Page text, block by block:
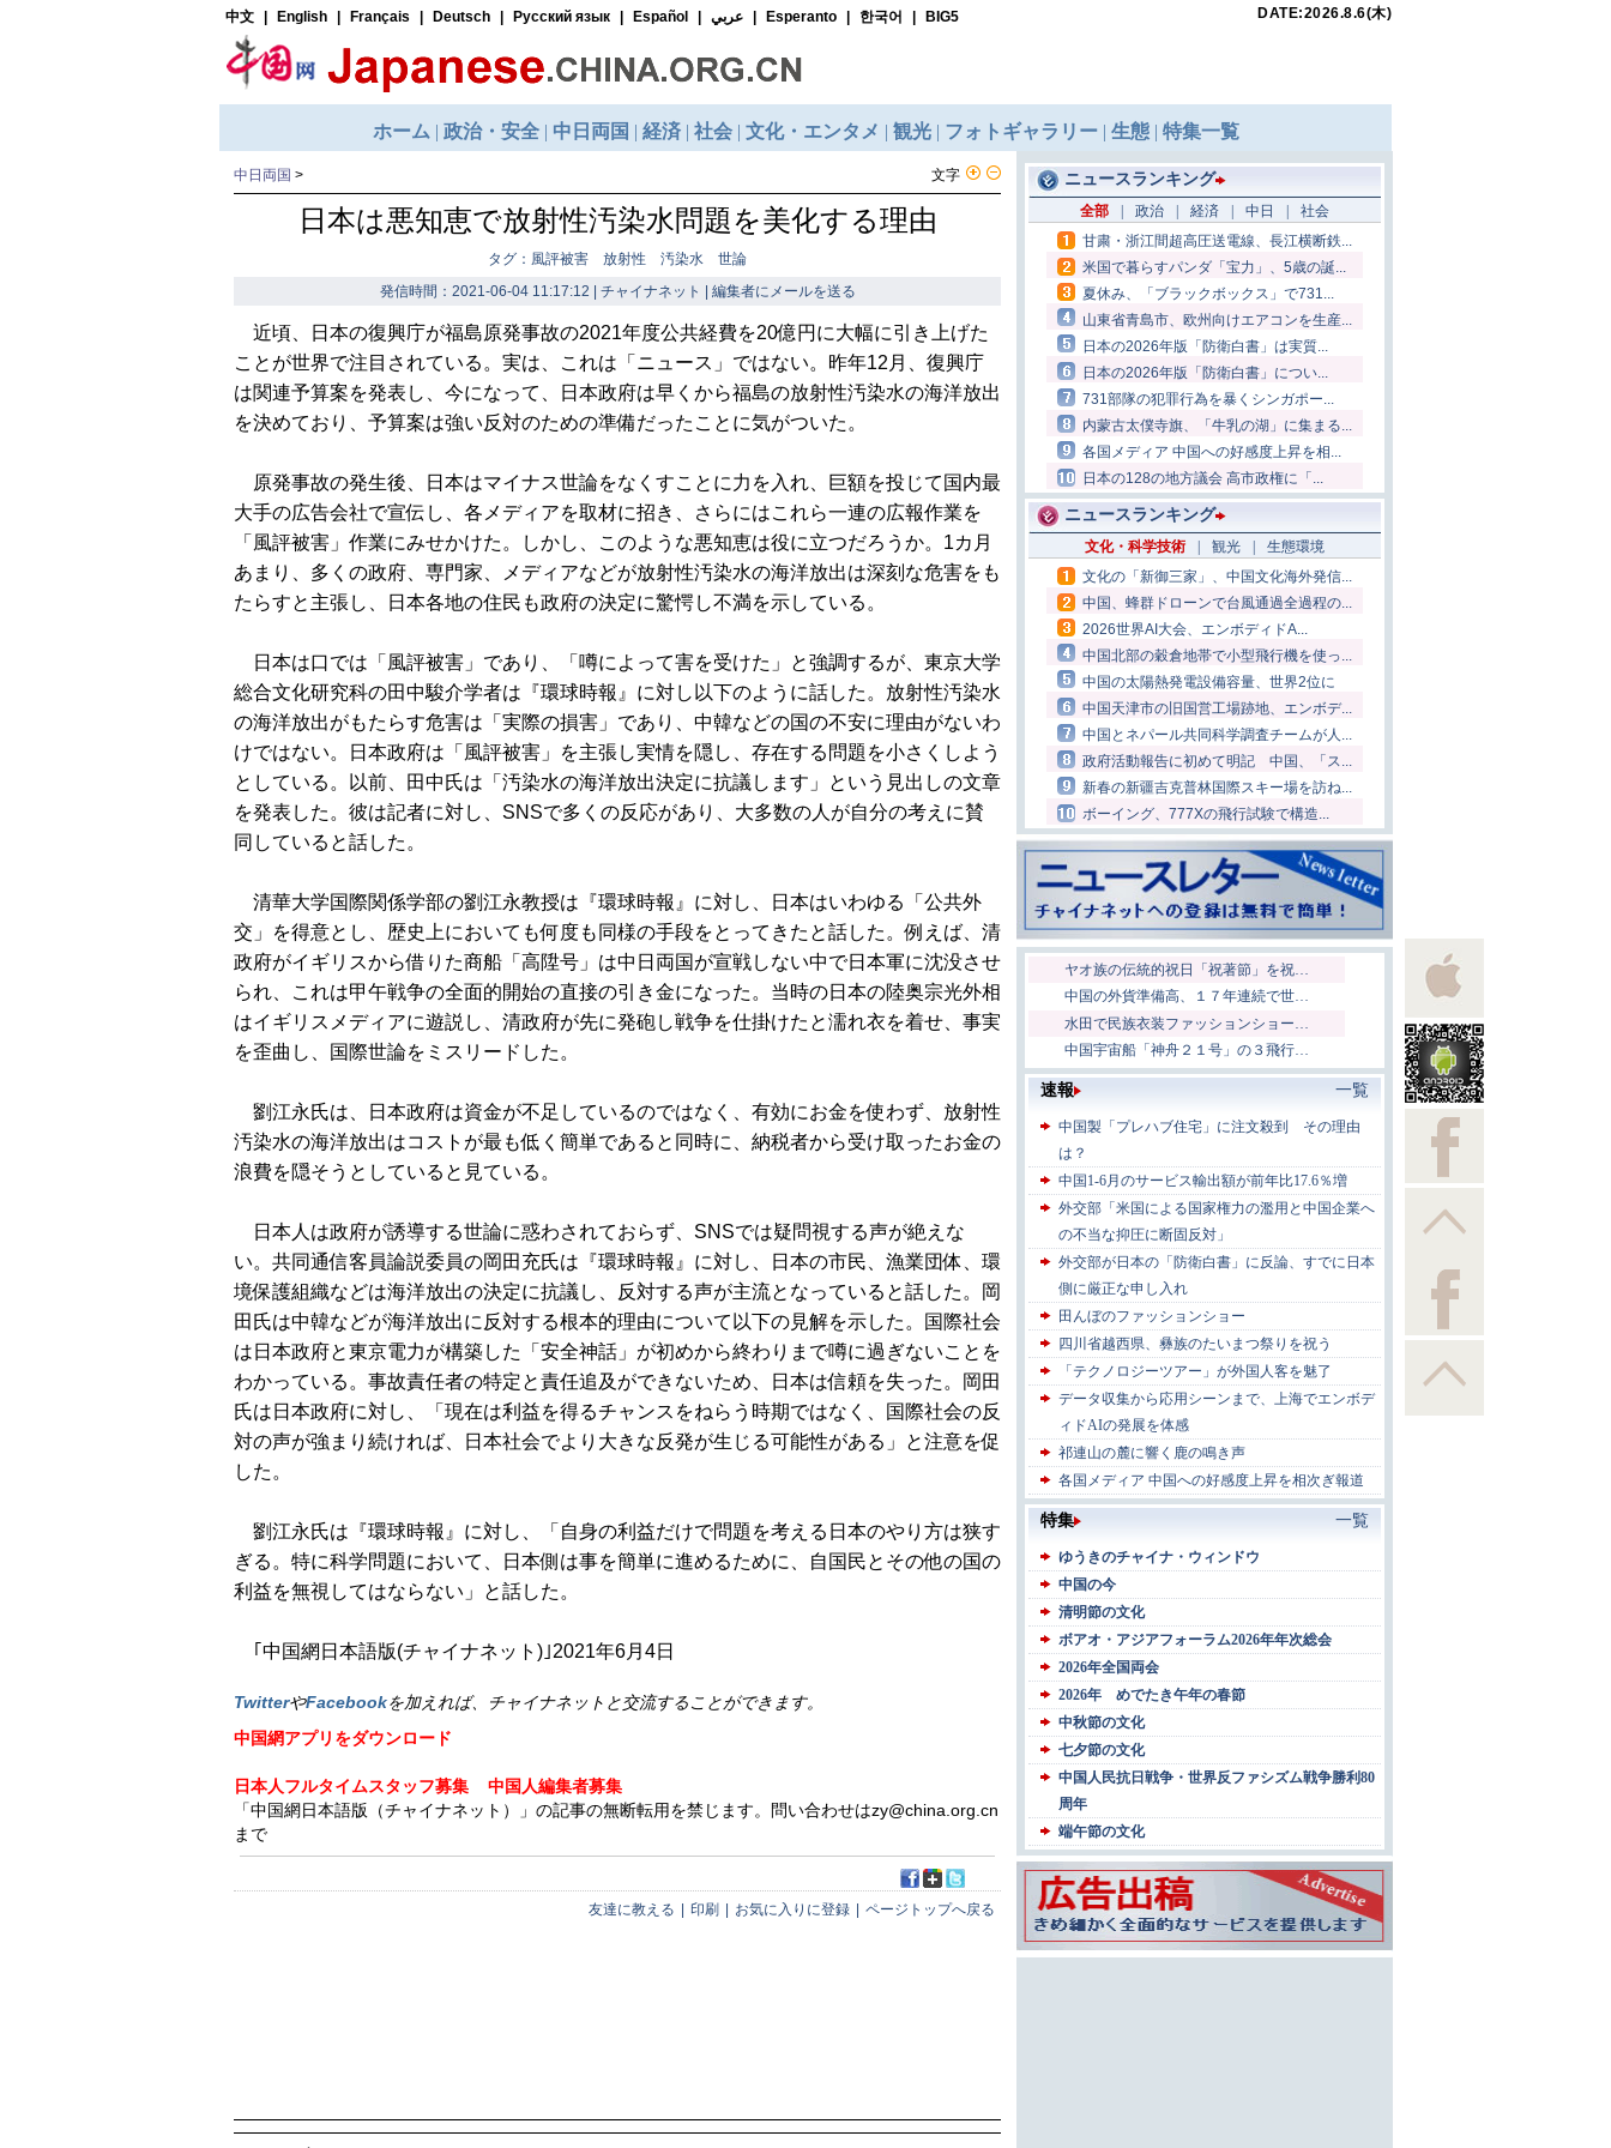
文字
中日両国 >
日本は悪知恵で放射性汚染水問題を美化する理由
タグ：風評被害 放射性 汚染水 世論
発信時間：2021-06-04 11:17:12 | チャイナネット | 編集者にメールを送る
近頃、日本の復興庁が福島原発事故の2021年度公共経費を20億円に大幅に引き上げた
ことが世界で注目されている。実は、これは「ニュース」ではない。昨年12月、復興庁
は関連予算案を発表し、今になって、日本政府は早くから福島の放射性汚染水の海洋放出
を決めており、予算案は強い反対のための準備だったことに気がついた。
原発事故の発生後、日本はマイナス世論をなくすことに力を入れ、巨額を投じて国内最
大手の広告会社で宣伝し、各メディアを取材に招き、さらにはこれら一連の広報作業を
「風評被害」作業にみせかけた。しかし、このような悪知恵は役に立つだろうか。1カ月
あまり、多くの政府、専門家、メディアなどが放射性汚染水の海洋放出は深刻な危害をも
たらすと主張し、日本各地の住民も政府の決定に驚愕し不満を示している。
日本は口では「風評被害」であり、「噂によって害を受けた」と強調するが、東京大学
総合文化研究科の田中駿介学者は『環球時報』に対し以下のように話した。放射性汚染水
の海洋放出がもたらす危害は「実際の損害」であり、中韓などの国の不安に理由がないわ
けではない。日本政府は「風評被害」を主張し実情を隠し、存在する問題を小さくしよう
としている。以前、田中氏は「汚染水の海洋放出決定に抗議します」という見出しの文章
を発表した。彼は記者に対し、SNSで多くの反応があり、大多数の人が自分の考えに賛
同していると話した。
清華大学国際関係学部の劉江永教授は『環球時報』に対し、日本はいわゆる「公共外
交」を得意とし、歴史上においても何度も同様の手段をとってきたと話した。例えば、清
政府がイギリスから借りた商船「高陞号」は中日両国が宣戦しない中で日本軍に沈没させ
られ、これは甲午戦争の全面的開始の直接の引き金になった。当時の日本の陸奥宗光外相
はイギリスメディアに遊説し、清政府が先に発砲し戦争を仕掛けたと濡れ衣を着せ、事実
を歪曲し、国際世論をミスリードした。
劉江永氏は、日本政府は資金が不足しているのではなく、有効にお金を使わず、放射性
汚染水の海洋放出はコストが最も低く簡単であると同時に、納税者から受け取ったお金の
浪費を隠そうとしていると見ている。
日本人は政府が誘導する世論に惑わされておらず、SNSでは疑問視する声が絶えな
い。共同通信客員論説委員の岡田充氏は『環球時報』に対し、日本の市民、漁業団体、環
境保護組織などは海洋放出の決定に抗議し、反対する声が主流となっていると話した。岡
田氏は中韓などが海洋放出に反対する根本的理由について以下の見解を示した。国際社会
は日本政府と東京電力が構築した「安全神話」が初めから終わりまで噂に過ぎないことを
わかっている。事故責任者の特定と責任追及ができないため、日本は信頼を失った。岡田
氏は日本政府に対し、「現在は利益を得るチャンスをねらう時期ではなく、国際社会の反
対の声が強まり続ければ、日本社会でより大きな反発が生じる可能性がある」と注意を促
した。
劉江永氏は『環球時報』に対し、「自身の利益だけで問題を考える日本のやり方は狭す
ぎる。特に科学問題において、日本側は事を簡単に進めるために、自国民とその他の国の
利益を無視してはならない」と話した。
｢中国網日本語版(チャイナネット)｣2021年6月4日
TwitterやFacebookを加えれば、チャイナネットと交流することができます。
中国網アプリをダウンロード
日本人フルタイムスタッフ募集
中国人編集者募集
「中国網日本語版（チャイナネット）」の記事の無断転用を禁じます。問い合わせはzy@china.org.cn
まで
友達に教える 印刷 お気に入りに登録 ページトップへ戻る